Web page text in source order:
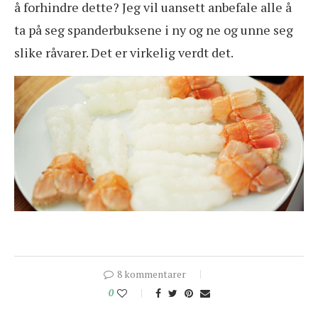
å forhindre dette? Jeg vil uansett anbefale alle å
ta på seg spanderbuksene i ny og ne og unne seg
slike råvarer. Det er virkelig verdt det.
8 kommentarer
0